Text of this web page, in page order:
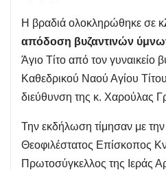
Η βραδιά ολοκληρώθηκε σε κ
απόδοση βυζαντινών
Άγιο Τίτο από τον γυναικείο
Καθεδρικού Ναού Αγίου
διεύθυνση της κ. Χαρούλας
Την εκδήλωση τίμησαν με
Θεοφιλέστατος Επίσκοπος
Πρωτοσύγκελλος της Ιεράς